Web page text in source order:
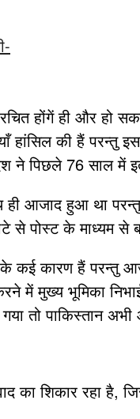
होंगें ही और
हांसिल की हैं परन्तु
ने पिछले 76 साल में
आजाद हुआ था
पोस्ट के माध्यम से
के कई कारण हैं
करने में मुख्य भूमिका
तो पाकिस्तान
का शिकार रहा है,